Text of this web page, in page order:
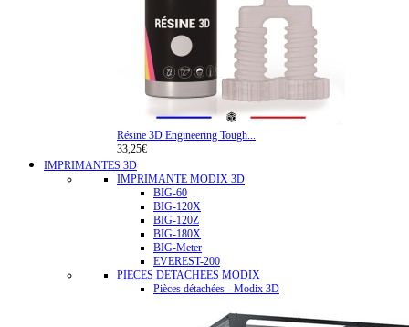
Résine 3D Engineering Tough...
33,25€
IMPRIMANTES 3D
IMPRIMANTE MODIX 3D
BIG-60
BIG-120X
BIG-120Z
BIG-180X
BIG-Meter
EVEREST-200
PIECES DETACHEES MODIX
Pièces détachées - Modix 3D